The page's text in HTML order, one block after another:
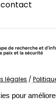
contact
légales /
pour